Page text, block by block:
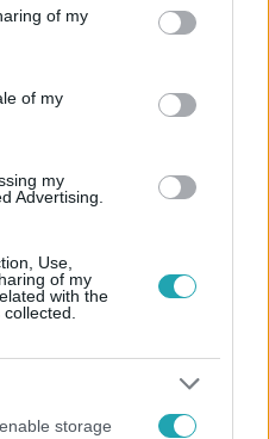
behaviour. You may click to
and its third-party tags to
purposes in below Google
of my
of my
my
Advertising.
Use,
of my
with the
storage